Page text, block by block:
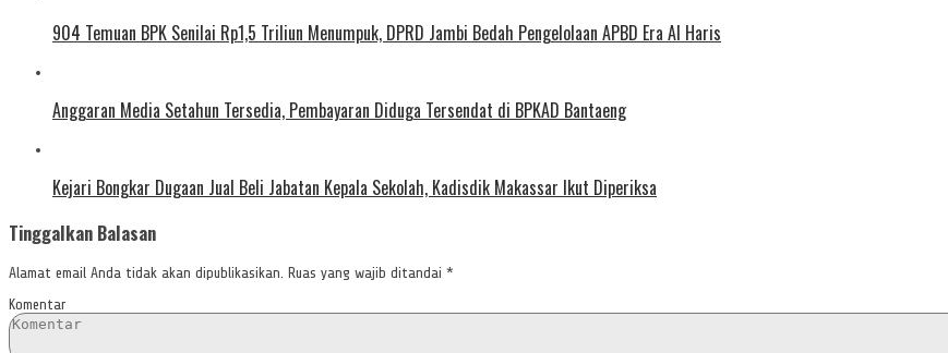
904 Temuan BPK Senilai Rp1,5 Triliun Menumpuk, DPRD Jambi Bedah Pengelolaan APBD Era Al Haris
Anggaran Media Setahun Tersedia, Pembayaran Diduga Tersendat di BPKAD Bantaeng
Kejari Bongkar Dugaan Jual Beli Jabatan Kepala Sekolah, Kadisdik Makassar Ikut Diperiksa
Tinggalkan Balasan
Alamat email Anda tidak akan dipublikasikan. Ruas yang wajib ditandai *
Komentar